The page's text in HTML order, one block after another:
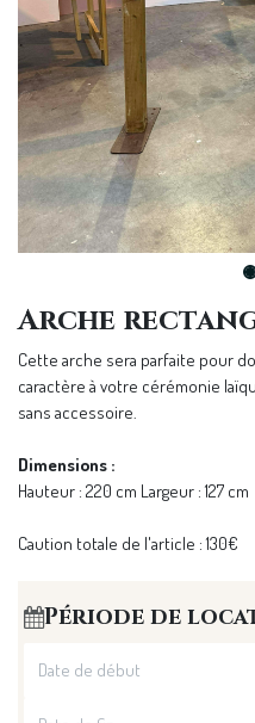
Arche
Cette arche sera parfaite pour
caractère à votre cérémonie
sans accessoire.
Dimensions :
Hauteur : 220 cm Largeur : 127 cm
Caution totale de l'article : 130€
Période de